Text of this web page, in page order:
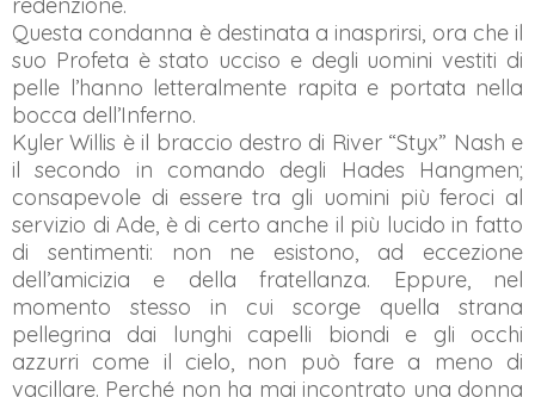
Questa condanna è destinata a inasprirsi, ora che il
suo Profeta è stato ucciso e degli uomini vestiti di
pelle l’hanno letteralmente rapita e portata nella
bocca dell’Inferno.
Kyler Willis è il braccio destro di River “Styx” Nash e
il secondo in comando degli Hades Hangmen;
consapevole di essere tra gli uomini più feroci al
servizio di Ade, è di certo anche il più lucido in fatto
di sentimenti: non ne esistono, ad eccezione
dell’amicizia e della fratellanza. Eppure, nel
momento stesso in cui scorge quella strana
pellegrina dai lunghi capelli biondi e gli occhi
azzurri come il cielo, non può fare a meno di
vacillare. Perché non ha mai incontrato una donna